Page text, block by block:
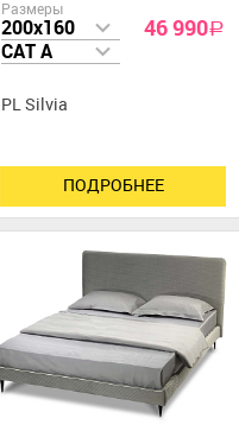
Размеры
200x160
CAT A
46 990a
PL Silvia
ПОДРОБНЕЕ